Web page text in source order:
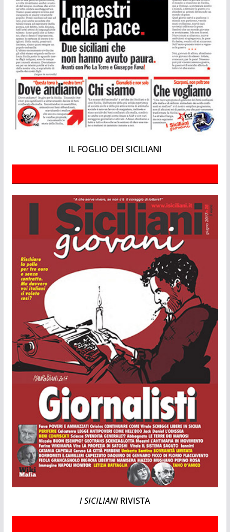
IL FOGLIO DEI SICILIANI
I SICILIANI RIVISTA